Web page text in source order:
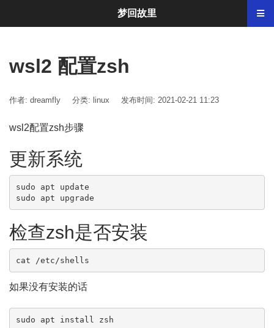
wsl2 配置zsh
作者: dreamfly 分类: linux 发布时间: 2021-02-21 11:23
wsl2配置zsh步骤
更新系统
sudo apt update
sudo apt upgrade
检查zsh是否安装
cat /etc/shells
如果没有安装的话
sudo apt install zsh
梦回故里